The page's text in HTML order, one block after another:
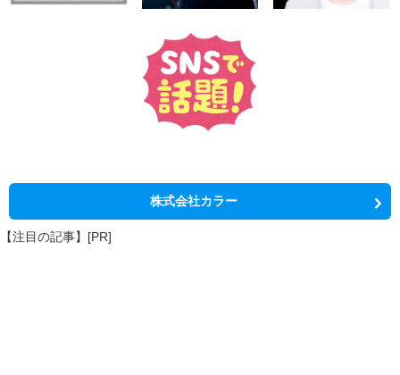
株式会社カラー
【注目の記事】[PR]